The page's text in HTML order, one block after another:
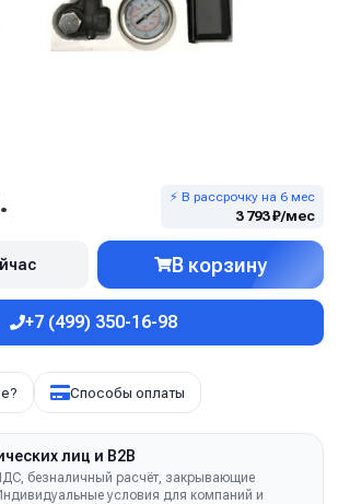
⚡ В рассрочку на 6 мес
3 793 ₽/мес
В корзину
+7 (499) 350-16-98
Способы оплаты
лиц и B2B
безналичный расчёт, закрывающие
условия для компаний и